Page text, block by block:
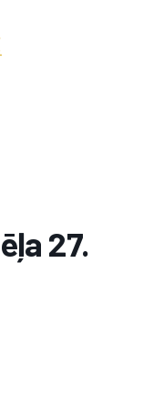
27.